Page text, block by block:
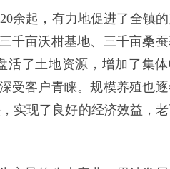
余起，有力地促进了全镇
千亩沃柑基地、三千亩桑
活了土地资源，增加了集
受客户青睐。规模养殖也
实现了良好的经济效益，